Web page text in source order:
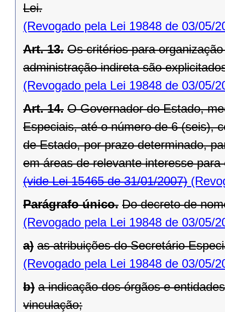
Lei.
(Revogado pela Lei 19848 de 03/05/
Art. 13. Os critérios para
administração indireta são
(Revogado pela Lei 19848 de 03/05/
Art. 14. O Governador do Estado,
Especiais, até o número de 6 (seis),
de Estado, por prazo determinado,
em áreas de relevante interesse para
(vide Lei 15465 de 31/01/2007)
Parágrafo único. Do decreto de
(Revogado pela Lei 19848 de 03/05/
a) as atribuições do Secretário
(Revogado pela Lei 19848 de 03/05/
b) a indicação dos órgãos e
vinculação;